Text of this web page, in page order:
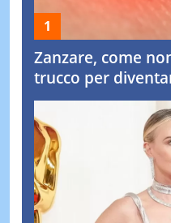
Zanzare, come
trucco per